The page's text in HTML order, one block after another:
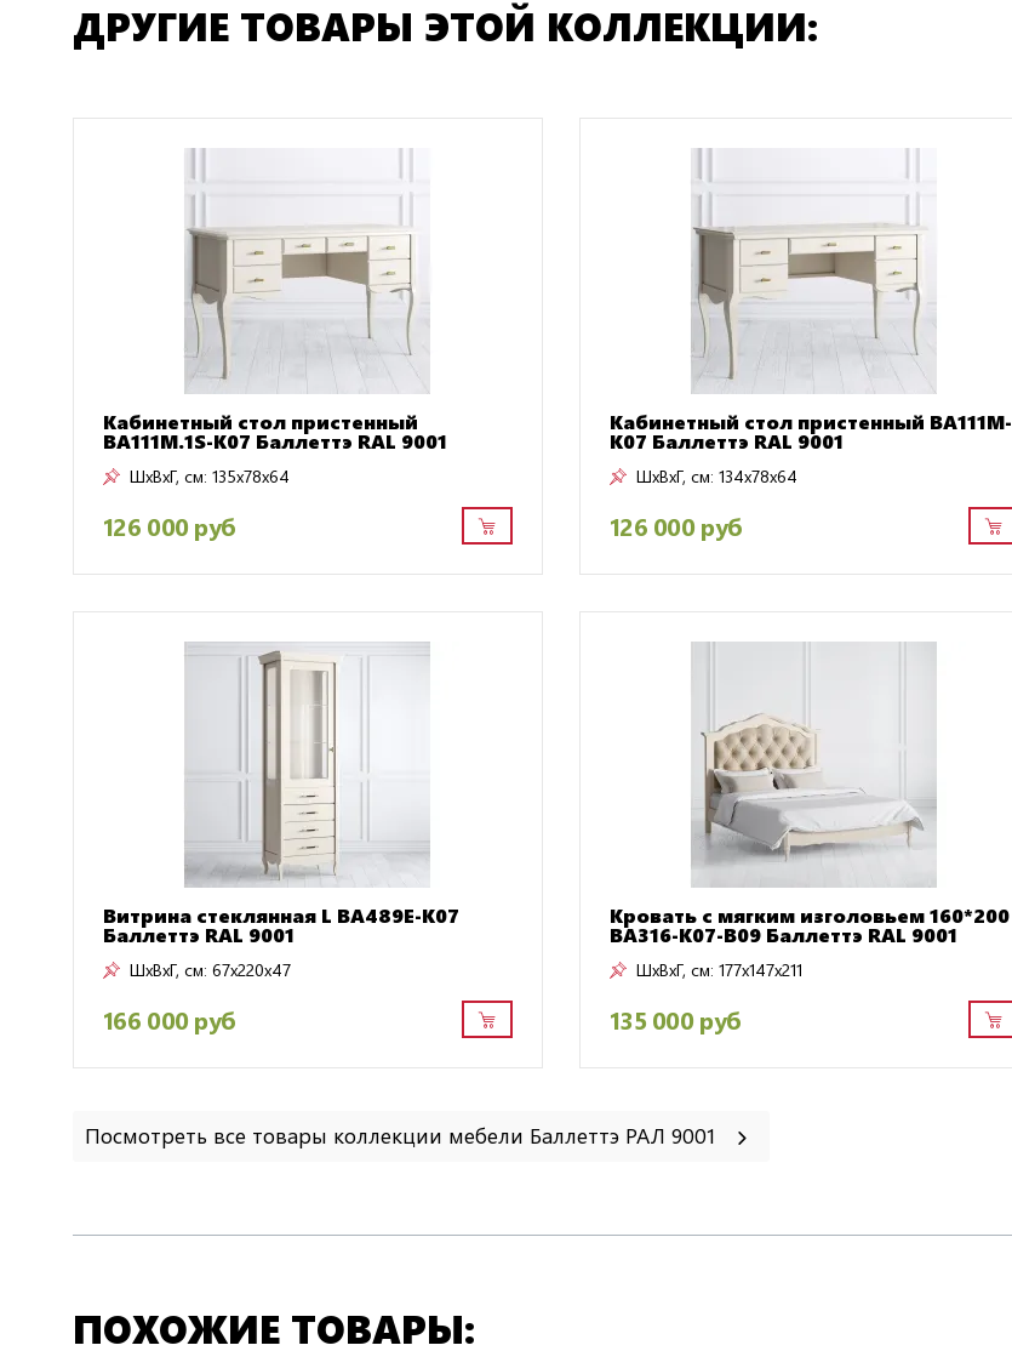
ДРУГИЕ ТОВАРЫ ЭТОЙ КОЛЛЕКЦИИ:
Кабинетный стол пристенный
BA111M.1S-K07 Баллеттэ RAL 9001
ШxВxГ, см: 135x78x64
126 000 руб
Кабинетный стол пристенный BA111M-
K07 Баллеттэ RAL 9001
ШxВxГ, см: 134x78x64
126 000 руб
Витрина стеклянная L BA489E-K07
Баллеттэ RAL 9001
ШxВxГ, см: 67x220x47
166 000 руб
Кровать с мягким изголовьем 160*200
BA316-K07-B09 Баллеттэ RAL 9001
ШxВxГ, см: 177x147x211
135 000 руб
Посмотреть все товары коллекции мебели Баллеттэ РАЛ 9001
ПОХОЖИЕ ТОВАРЫ: